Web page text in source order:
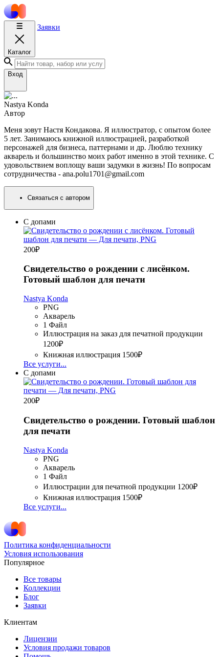
Каталог
Заявки
Вход
Nastya Konda
Автор
Меня зовут Настя Кондакова. Я иллюстратор, с опытом более
5 лет. Занимаюсь книжной иллюстрацией, разработкой
персонажей для бизнеса, паттернами и др. Люблю технику
акварель и большинство моих работ именно в этой технике. С
удовольствием воплощу ваши задумки в жизнь! По вопросам
сотрудничества - ana.polu1701@gmail.com
Связаться с автором
С допами
200₽
Свидетельство о рождении с лисёнком.
Готовый шаблон для печати
Nastya Konda
PNG
Акварель
1 Файл
Иллюстрация на заказ для печатной продукции
1200₽
Книжная иллюстрация 1500₽
Все услуги...
С допами
200₽
Свидетельство о рождении. Готовый шаблон
для печати
Nastya Konda
PNG
Акварель
1 Файл
Иллюстрации для печатной продукции 1200₽
Книжная иллюстрация 1500₽
Все услуги...
Политика конфиденциальности
Условия использования
Популярное
Все товары
Коллекции
Блог
Заявки
Клиентам
Лицензии
Условия продажи товаров